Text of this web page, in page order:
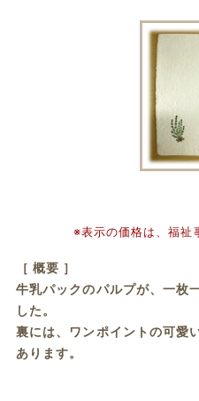
※表示の価格は、福祉
［ 概要 ］
牛乳パックのパルプが、一枚
した。
裏には、ワンポイントの可愛
あります。